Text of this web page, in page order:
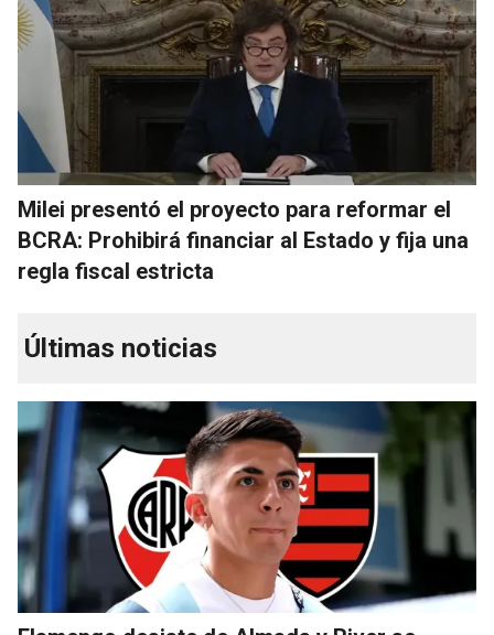
Milei presentó el proyecto para reformar el
BCRA: Prohibirá financiar al Estado y fija una
regla fiscal estricta
Últimas noticias